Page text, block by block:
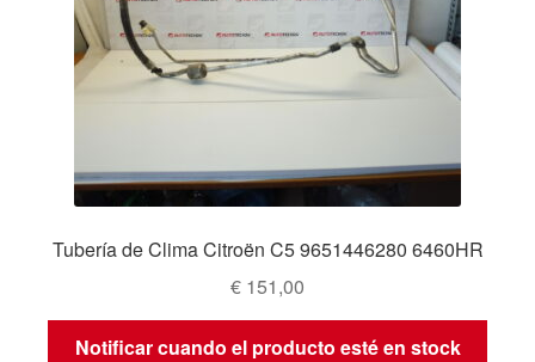
Tubería de Clima Citroën C5 9651446280 6460HR
€ 151,00
Notificar cuando el producto esté en stock